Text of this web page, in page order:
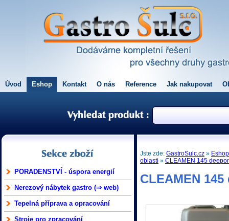
Úvod Eshop Kontakt O nás Reference Jak nakupovat
PORADENSTVÍ - úspora energií
Nerezový nábytek gastro (⇒ web)
Tepelná příprava a opracování
Stroje pro zpracování
Jste zde:GastroSulc.cz » Eshop
oblasti »CLEAMEN 145
CLEAMEN